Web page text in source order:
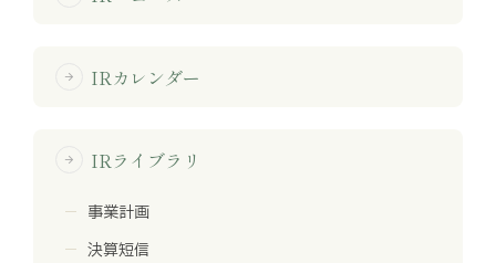
arrow_forward IRカレンダー
arrow_forward IRライブラリ
事業計画
決算短信